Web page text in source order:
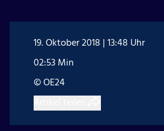
19. Oktober 2018 | 13:48 Uhr
02:53 Min
© OE24